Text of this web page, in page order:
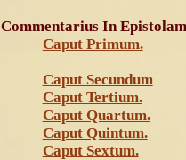
Commentarius In
Caput Primum.
Caput Secundum
Caput Tertium.
Caput Quartum.
Caput Quintum.
Caput Sextum.